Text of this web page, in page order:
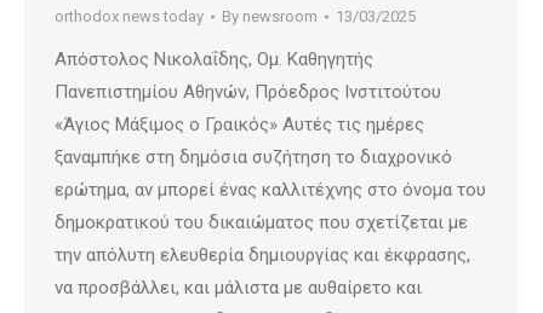
orthodox news today By newsroom 13/03/2025
Απόστολος Νικολαΐδης, Ομ. Καθηγητής
Πανεπιστημίου Αθηνών, Πρόεδρος Ινστιτούτου
«Άγιος Μάξιμος ο Γραικός» Αυτές τις ημέρες
ξαναμπήκε στη δημόσια συζήτηση το διαχρονικό
ερώτημα, αν μπορεί ένας καλλιτέχνης στο όνομα του
δημοκρατικού του δικαιώματος που σχετίζεται με
την απόλυτη ελευθερία δημιουργίας και έκφρασης,
να προσβάλλει, και μάλιστα με αυθαίρετο και